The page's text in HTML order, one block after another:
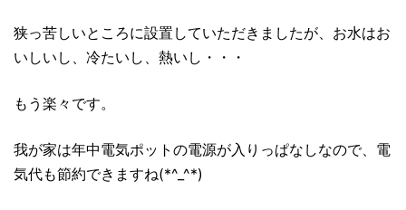
狭っ苦しいところに設置していただきましたが、お水はお
いしいし、冷たいし、熱いし・・・
もう楽々です。
我が家は年中電気ポットの電源が入りっぱなしなので、電
気代も節約できますね(*^_^*)